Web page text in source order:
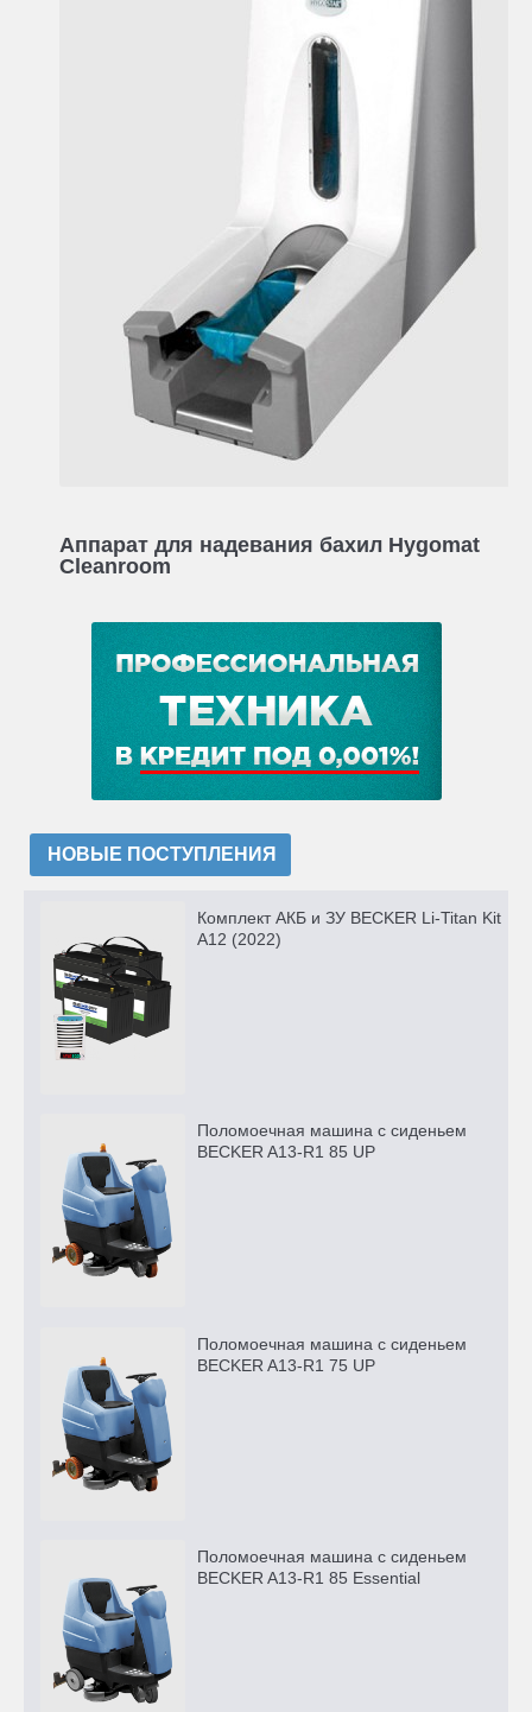
Аппарат для надевания бахил Hygomat
Cleanroom
НОВЫЕ ПОСТУПЛЕНИЯ
Комплект АКБ и ЗУ BECKER Li-Titan Kit
A12 (2022)
Поломоечная машина с сиденьем
BECKER A13-R1 85 UP
Поломоечная машина с сиденьем
BECKER A13-R1 75 UP
Поломоечная машина с сиденьем
BECKER A13-R1 85 Essential